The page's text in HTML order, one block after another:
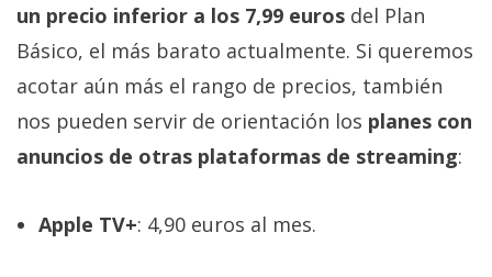
un precio inferior a los 7,99 euros del Plan
Básico, el más barato actualmente. Si queremos
acotar aún más el rango de precios, también
nos pueden servir de orientación los planes con
anuncios de otras plataformas de streaming:
Apple TV+: 4,90 euros al mes.